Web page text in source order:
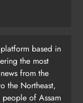
based in
the most
from the
the Northeast,
of Assam